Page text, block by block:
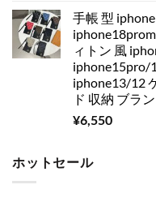
手帳 型
ィトン 風
iphone15pro/
iphone13/12
ド 収納 ブラ
¥6,550
ホットセール